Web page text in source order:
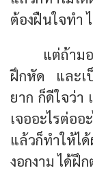
ต้องฝืนใจทำ
แต่ถ้าม
ฝึกหัด และเ
ยาก ก็ดีใจว่า
เจออะไรต่อ
แล้วก็ทำใ
งอกงาม ได้ฝึ